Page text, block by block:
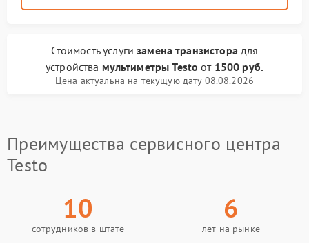
Стоимость услугизамена транзисторадля
устройства мультиметры Testo от 1500 руб.
Цена актуальна на текущую дату 08.08.2026
Преимущества сервисного центра
Testo
10
сотрудников в штате
6
лет на рынке